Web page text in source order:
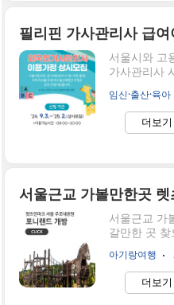
대부분의 백
휴점합니다.
주요 지점
점 등 주요
일(17일) 이
포공항점, 수
은 추석 당
필리핀 가사관리사 급
서울시와 고
가사관리사
가 중도 취소
핀 가사관
근 취소가
가사관리사
대상서울시
중세대 구성
임산부가우
필리핀 가사
시가 설정
임신·출산·육아
더보기
서울근교 가볼만한곳
서울근교 가
갈만한 곳
2024 렛츠런
만을 느낄
이벤트가
아기랑여행
더보기